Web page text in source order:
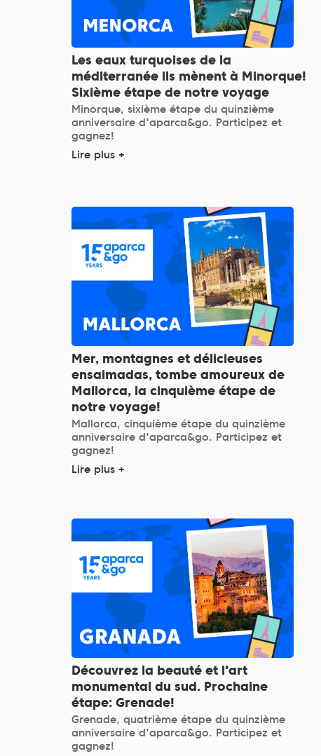
Les eaux turquoises de la
méditerranée ils mènent à Minorque!
Sixième étape de notre voyage
Minorque, sixième étape du quinzième
anniversaire d'aparca&go. Participez et
gagnez!
Lire plus +
Mer, montagnes et délicieuses
ensaimadas, tombe amoureux de
Mallorca, la cinquième étape de
notre voyage!
Mallorca, cinquième étape du quinzième
anniversaire d'aparca&go. Participez et
gagnez!
Lire plus +
Découvrez la beauté et l'art
monumental du sud. Prochaine
étape: Grenade!
Grenade, quatrième étape du quinzième
anniversaire d'aparca&go. Participez et
gagnez!